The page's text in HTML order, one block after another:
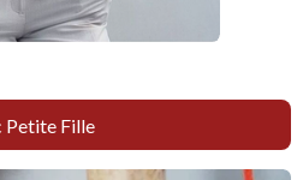
Petite Fille